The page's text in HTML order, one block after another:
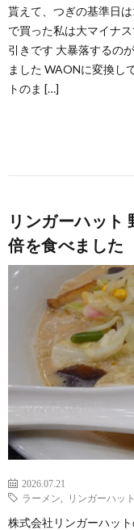
貰えて、つぎの基準日
で買った私は大マイナ
引きです 大暴落するの
ました WAONに変換し
トのま […]
リンガーハット
倍を食べました
2026.07.21
ラーメン
リンガーハット
株式会社リンガーハッ